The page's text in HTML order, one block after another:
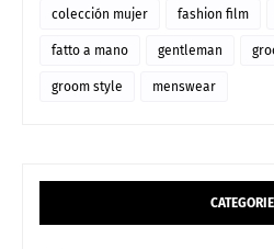
colección mujer fashion film
fatto a mano gentleman
groom style menswear